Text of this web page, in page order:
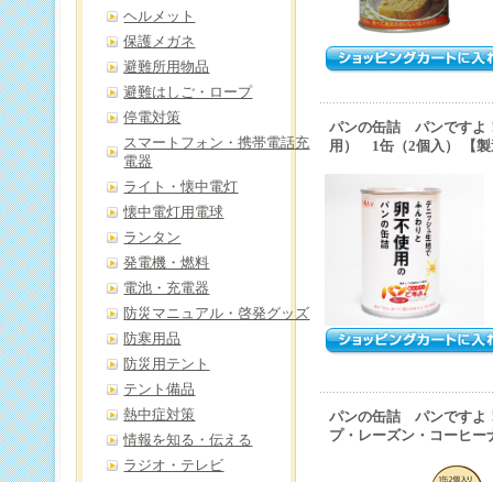
パンの缶詰 パンですよ
用） 1缶（2個入） 【製
パンの缶詰 パンですよ
プ・レーズン・コーヒー
ヘルメット
保護メガネ
避難所用物品
避難はしご・ロープ
停電対策
スマートフォン・携帯電話充
電器
ライト・懐中電灯
懐中電灯用電球
ランタン
発電機・燃料
電池・充電器
防災マニュアル・啓発グッズ
防寒用品
防災用テント
テント備品
熱中症対策
情報を知る・伝える
ラジオ・テレビ